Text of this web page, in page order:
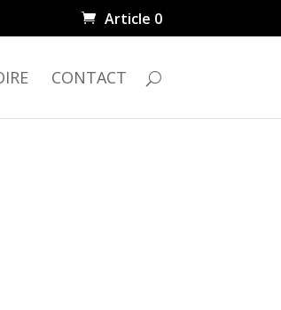
Article 0
CONTACT